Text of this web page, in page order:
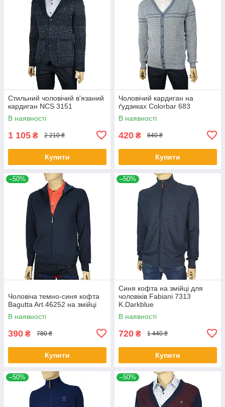
Стильний чоловічий в'язаний
кардиган NCS 3151
В наявності
1 105 ₴ 2 210 ₴
Купити
Чоловічий кардиган на
ґудзиках Colorbar 683
В наявності
420 ₴ 840 ₴
Купити
–50%
Чоловіча темно-синя кофта
Bagutta Art.46252 на змійці
В наявності
390 ₴ 780 ₴
Купити
–50%
Синя кофта на змійці для
чоловіків Fabiani 7313
K.Darkblue
В наявності
720 ₴ 1 440 ₴
Купити
–50% –50%